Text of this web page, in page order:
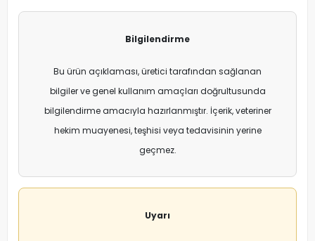
Bilgilendirme
Bu ürün açıklaması, üretici tarafından sağlanan
bilgiler ve genel kullanım amaçları doğrultusunda
bilgilendirme amacıyla hazırlanmıştır. İçerik, veteriner
hekim muayenesi, teşhisi veya tedavisinin yerine
geçmez.
Uyarı